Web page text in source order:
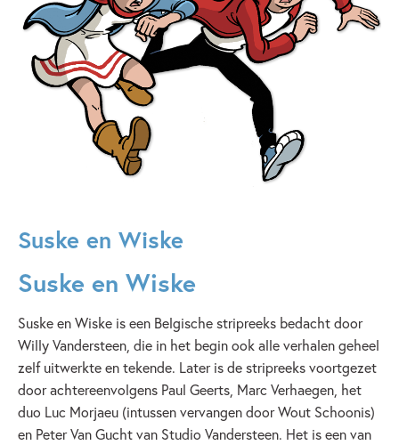
Graphic novel/extra veel beeld
Suske en Wiske
Suske en Wiske
Suske en Wiske is een Belgische stripreeks bedacht door
Willy Vandersteen, die in het begin ook alle verhalen geheel
zelf uitwerkte en tekende. Later is de stripreeks voortgezet
door achtereenvolgens Paul Geerts, Marc Verhaegen, het
duo Luc Morjaeu (intussen vervangen door Wout Schoonis)
en Peter Van Gucht van Studio Vandersteen. Het is een van